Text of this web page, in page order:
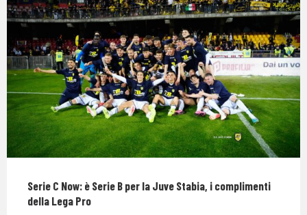
Serie C Now: è Serie B per la Juve Stabia, i complimenti
della Lega Pro